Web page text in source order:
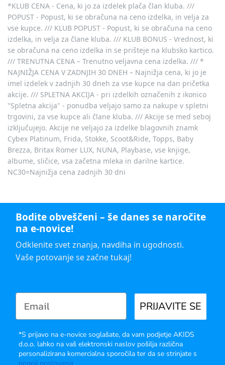
*KLUB CENA - Cena, ki jo za izdelek plača član kluba. ///
POPUST - Popust, ki se obračuna na ceno izdelka, in velja za
vse kupce. /// KLUB POPUST - Popust, ki se obračuna na ceno
izdelka, in velja za člane kluba. /// KLUB BONUS - Vrednost, ki
se obračuna na ceno izdelka in se prišteje na klubsko kartico.
/// TRENUTNA CENA – Trenutno veljavna cena izdelka. /// *
NAJNIŽJA CENA V ZADNJIH 30 DNEH – Najnižja cena, ki jo je
imel izdelek v zadnjih 30 dneh za vse kupce na dan pričetka
akcije. /// SPLETNA AKCIJA - pri izdelkih označenih z ikonico
"Spletna akcija" - ponudba veljajo samo za nakupe v spletni
trgovini, za vse kupce ali člane kluba. /// Akcije se med seboj
izključujejo. Akcije ne veljajo za izdelke blagovnih znamk
Cybex Platinum, Frida, Stokke, Scoot&Ride, Topps, Baby
Brezza, Britax Römer LUX, NUNA, Playbase, vse knjige,
albume, sličice, vsa začetna mleka in darilne kartice.
NC30=Najnižja cena zadnjih 30 dni
Bodite obveščeni – še danes se naročite
na e-novice!
Odklenite svet znanja, navdiha in ugodnosti.
Vaše potovanje se začne tukaj!
PRIJAVITE SE
*S prijavo na e-novice soglašate, da vam podjetje AKIDS
d.o.o. lahko na vaš elektronski naslov pošilja različna
personalizirana komercialna sporočila ter da se strinjate s